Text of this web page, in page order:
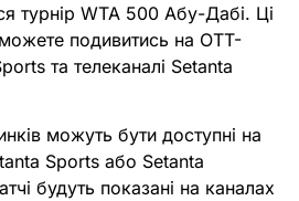
турнір WTA 500 Абу-Дабі. Ці
подивитись на OTT-
та телеканалі Setanta
можуть бути доступні на
Sports або Setanta
будуть показані на каналах